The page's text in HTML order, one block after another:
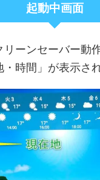
起動中画面
リーンセーバー動
時間」が表示さ